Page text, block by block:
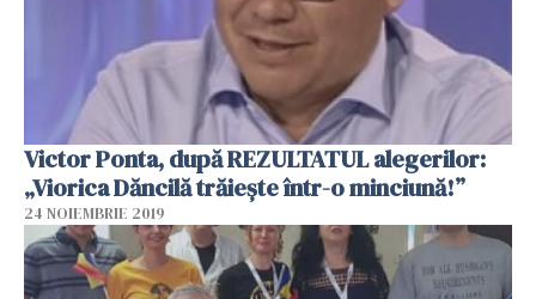
Victor Ponta, după REZULTATUL alegerilor:
„Viorica Dăncilă trăiește într-o minciună!”
24 NOIEMBRIE 2019